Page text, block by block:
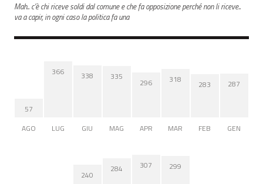
Mah.. c’è chi riceve soldi dal comune e che fa opposizione perché non li riceve..
va a capir, in ogni caso la politica fa una
57
AGO
366
LUG
338
GIU
335
MAG
296
APR
318
MAR
283
FEB
287
GEN
240
284 307 299